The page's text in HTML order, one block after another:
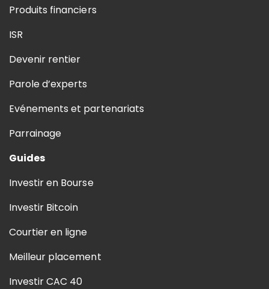
Produits financiers
ISR
Devenir rentier
Parole d’experts
Evénements et partenariats
Parrainage
Guides
Investir en Bourse
Investir Bitcoin
Courtier en ligne
Meilleur placement
Investir CAC 40